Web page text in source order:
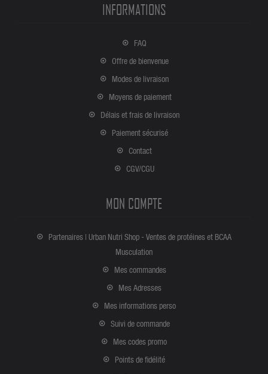
INFORMATIONS
FAQ
Offre de bienvenue
Modes de livraison
Moyens de paiement
Délais et frais de livraison
Paiement sécurisé
Contact
CGV/CGU
MON COMPTE
Partenaires | Urban Nutri Shop - Ventes de protéines et BCAA
Musculation
Mes commandes
Mes Adresses
Mes informations perso
Suivi de commande
Mes codes promo
Points de fidélité